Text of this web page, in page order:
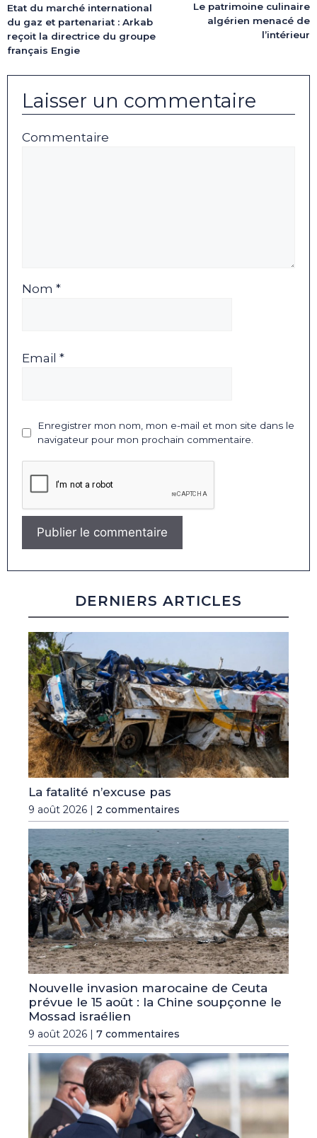
Etat du marché international
du gaz et partenariat : Arkab
reçoit la directrice du groupe
français Engie
Le patrimoine culinaire
algérien menacé de
l’intérieur
Laisser un commentaire
Commentaire
Nom *
Email *
Enregistrer mon nom, mon e-mail et mon site dans le
navigateur pour mon prochain commentaire.
DERNIERS ARTICLES
La fatalité n’excuse pas
9 août 2026 | 2 commentaires
Nouvelle invasion marocaine de Ceuta
prévue le 15 août : la Chine soupçonne le
Mossad israélien
9 août 2026 | 7 commentaires